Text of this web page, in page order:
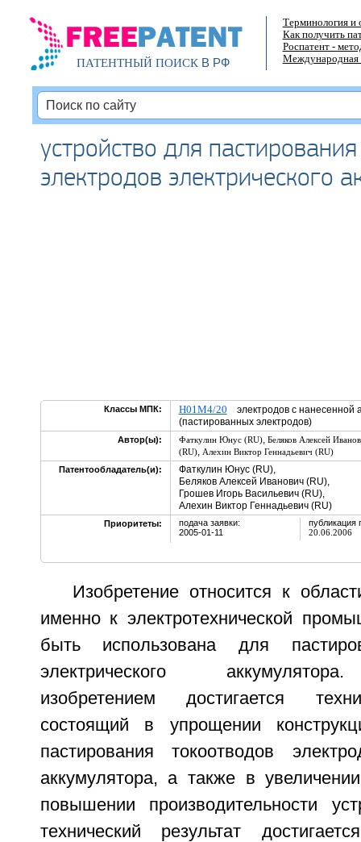
ПАТЕНТНЫЙ ПОИСКВ РФ
Терминология и
Как получить
Роспатент -
Международная
устройство для
электродов электрического
Классы МПК: H01M4/20 электродов с нанесенной
(пастированных электродов)
Автор(ы): Фаткулин Юнус (RU), Беляков Алексей
(RU), Алехин Виктор Геннадьевич (RU)
Патентообладатель(и):
Фаткулин Юнус (RU),
Беляков Алексей Иванович (RU),
Грошев Игорь Васильевич (RU),
Алехин Виктор Геннадьевич (RU)
Приоритеты:
подача заявки:
2005-01-11
публикация
20.06.2006
Изобретение относится к
именно к электротехнической
быть использована для
электрического
изобретением достигается
состоящий в упрощении
пастирования токоотводов
аккумулятора, а также в
повышении производительности
технический результат